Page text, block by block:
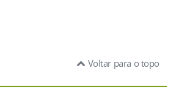
Voltar para o topo